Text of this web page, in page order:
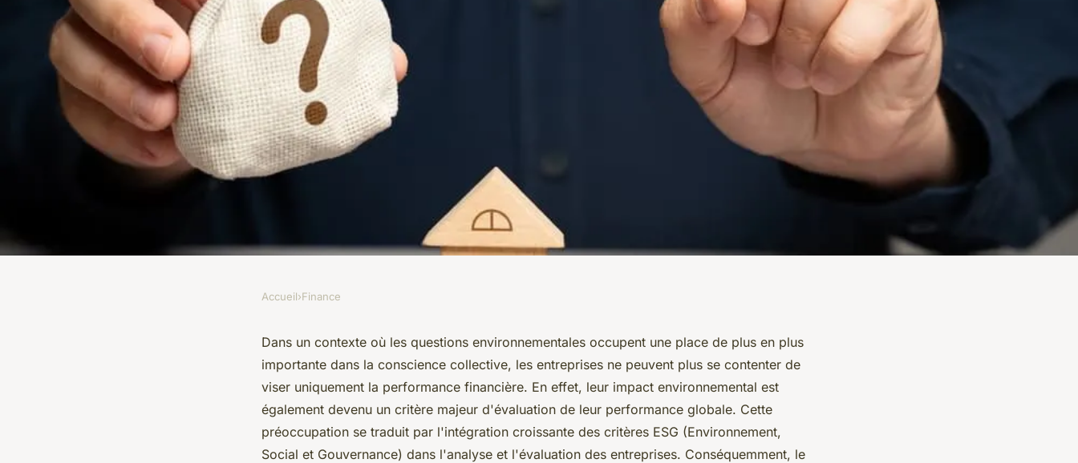
Comment le scoring environnemental
influence-t-il les conditions de
financement des entreprises ?
Accueil›Finance
Dans un contexte où les questions environnementales occupent une place de plus en plus
importante dans la conscience collective, les entreprises ne peuvent plus se contenter de
viser uniquement la performance financière. En effet, leur impact environnemental est
également devenu un critère majeur d'évaluation de leur performance globale. Cette
préoccupation se traduit par l'intégration croissante des critères ESG (Environnement,
Social et Gouvernance) dans l'analyse et l'évaluation des entreprises. Conséquemment, le